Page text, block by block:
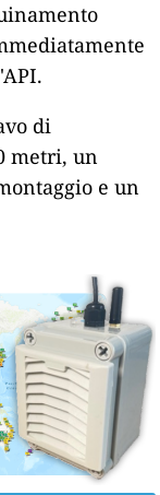
di
metri, un
e un